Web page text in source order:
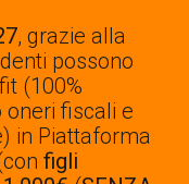
, grazie alla
possono
(100%
oneri fiscali e
in Piattaforma
figli